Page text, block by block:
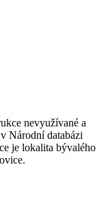
nevyužívané a
Národní databázi
je lokalita bývalého